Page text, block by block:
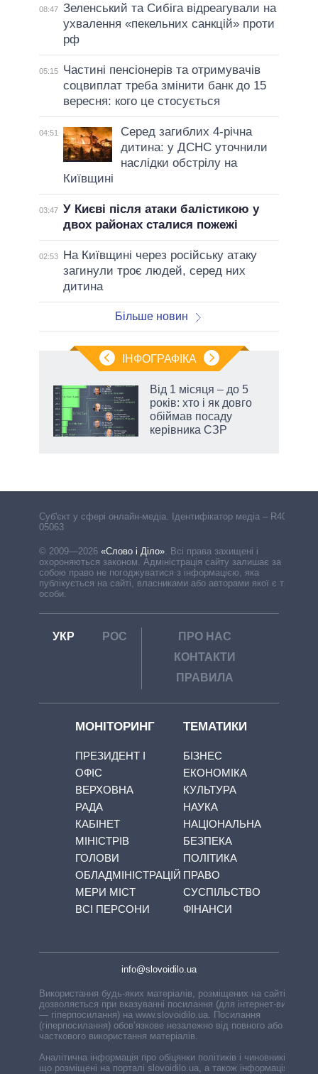
08:47 Зеленський та Сибіга відреагували на
ухвалення «пекельних санкцій» проти
рф
05:15
Частині пенсіонерів та отримувачів
соцвиплат треба змінити банк до 15
вересня: кого це стосується
04:51
Серед загиблих 4-річна
дитина: у ДСНС уточнили
наслідки обстрілу на
Київщині
03:47 У Києві після атаки балістикою у
двох районах сталися пожежі
02:53
На Київщині через російську атаку
загинули троє людей, серед них
дитина
Більше новин
ІНФОГРАФІКА
Від 1 місяця – до 5
років: хто і як довго
обіймав посаду
керівника СЗР
Cуб'єкт у сфері онлайн-медіа. Ідентифікатор медіа – R40-
05063
© 2009—2026 «Слово і Діло». Всі права захищені і
охороняються законом. Адміністрація сайту залишає за
собою право не погоджуватися з інформацією, яка
публікується на сайті, власниками або авторами якої є треті
особи.
УКР РОС
ПРО НАС
КОНТАКТИ
ПРАВИЛА
МОНІТОРИНГ
ПРЕЗИДЕНТ І
ОФІС
ВЕРХОВНА
РАДА
КАБІНЕТ
МІНІСТРІВ
ГОЛОВИ
ОБЛАДМІНІСТРАЦІЙ
МЕРИ МІСТ
ВСІ ПЕРСОНИ
ТЕМАТИКИ
БІЗНЕС
ЕКОНОМІКА
КУЛЬТУРА
НАУКА
НАЦІОНАЛЬНА
БЕЗПЕКА
ПОЛІТИКА
ПРАВО
СУСПІЛЬСТВО
ФІНАНСИ
info@slovoidilo.ua
Використання будь-яких матеріалів, розміщених на сайті,
дозволяється при вказуванні посилання (для інтернет-видань
— гіперпосилання) на www.slovoidilo.ua. Посилання
(гіперпосилання) обов’язкове незалежно від повного або
часткового використання матеріалів.
Аналітична інформація про обіцянки політиків і чиновників,
що розміщені на порталі slovoidilo.ua, а також інформація про